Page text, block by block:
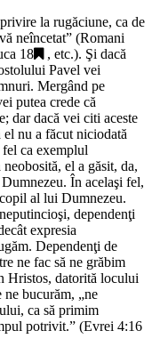
la rugăciune, ca de
neîncetat” (Romani
18
, etc.). Şi dacă
Pavel vei
Mergând pe
putea crede că
dar dacă vei citi aceste
nu a făcut niciodată
fel ca exemplul
el a găsit, da,
În acelaşi fel,
al lui Dumnezeu.
dependenţi
expresia
Dependenţi de
ne fac să ne grăbim
Hristos, datorită locului
ne bucurăm, „ne
ca să primim
potrivit.” (Evrei 4:16